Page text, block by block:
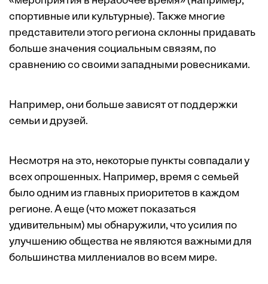
спортивные или культурные). Также многие
представители этого региона склонны придавать
больше значения социальным связям, по
сравнению со своими западными ровесниками.
Например, они больше зависят от поддержки
семьи и друзей.
Несмотря на это, некоторые пункты совпадали у
всех опрошенных. Например, время с семьей
было одним из главных приоритетов в каждом
регионе. А еще (что может показаться
удивительным) мы обнаружили, что усилия по
улучшению общества не являются важными для
большинства миллениалов во всем мире.